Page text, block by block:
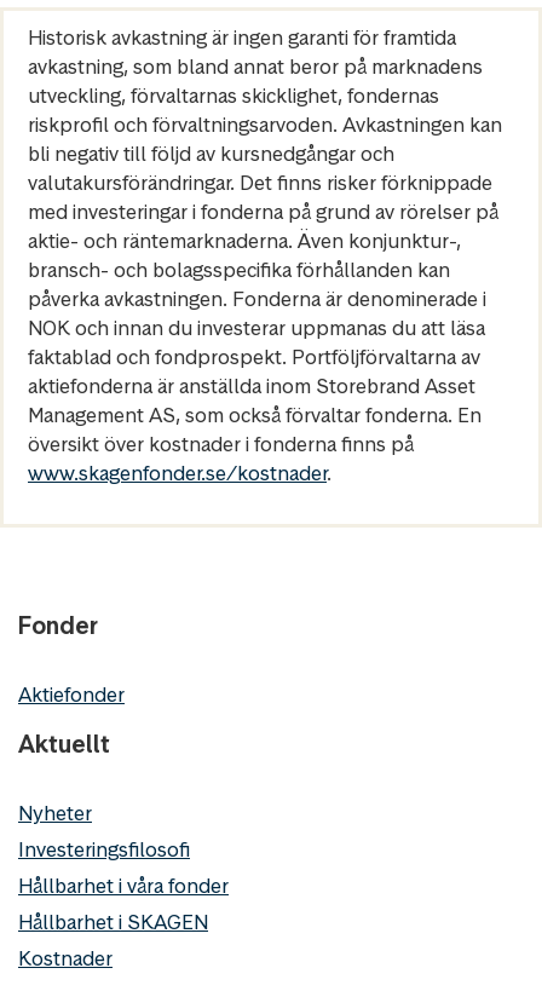
Historisk avkastning är ingen garanti för framtida
avkastning, som bland annat beror på marknadens
utveckling, förvaltarnas skicklighet, fondernas
riskprofil och förvaltningsarvoden. Avkastningen kan
bli negativ till följd av kursnedgångar och
valutakursförändringar. Det finns risker förknippade
med investeringar i fonderna på grund av rörelser på
aktie- och räntemarknaderna. Även konjunktur-,
bransch- och bolagsspecifika förhållanden kan
påverka avkastningen. Fonderna är denominerade i
NOK och innan du investerar uppmanas du att läsa
faktablad och fondprospekt. Portföljförvaltarna av
aktiefonderna är anställda inom Storebrand Asset
Management AS, som också förvaltar fonderna. En
översikt över kostnader i fonderna finns på
www.skagenfonder.se/kostnader.
Fonder
Aktiefonder
Aktuellt
Nyheter
Investeringsfilosofi
Hållbarhet i våra fonder
Hållbarhet i SKAGEN
Kostnader